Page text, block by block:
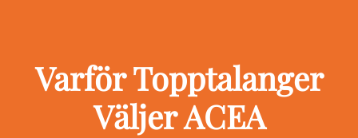
Varför Topptalanger
Väljer ACEA